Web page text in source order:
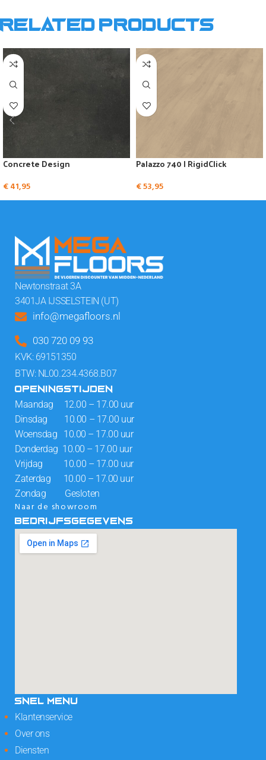
Related products
Concrete Design
€41,95
Palazzo 740 | RigidClick
€53,95
Newtonstraat 3A
3401JA IJSSELSTEIN (UT)
info@megafloors.nl
030 720 09 93
KVK: 69151350
BTW: NL00.234.4368.B07
OPENINGSTIJDEN
Maandag 12.00 – 17.00 uur
Dinsdag 10.00 – 17.00 uur
Woensdag 10.00 – 17.00 uur
Donderdag 10.00 – 17.00 uur
Vrijdag 10.00 – 17.00 uur
Zaterdag 10.00 – 17.00 uur
Zondag Gesloten
Naar de showroom
BEDRIJFSGEGEVENS
SNEL MENU
Klantenservice
Over ons
Diensten